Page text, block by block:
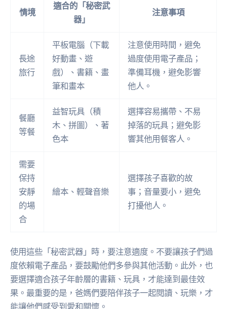
情境
適合的「秘密武
器」
注意事項
長途
旅行
平板電腦（下載
好動畫、遊
戲）、書籍、畫
筆和畫本
注意使用時間，避免
過度使用電子產品；
準備耳機，避免影響
他人。
餐廳
等餐
益智玩具（積
木、拼圖）、著
色本
選擇容易攜帶、不易
掉落的玩具；避免影
響其他用餐客人。
需要
保持
安靜
的場
合
繪本、輕聲音樂
選擇孩子喜歡的故
事；音量要小，避免
打擾他人。
使用這些「秘密武器」時，要注意適度。不要讓孩子們過
度依賴電子產品，要鼓勵他們多參與其他活動。此外，也
要選擇適合孩子年齡層的書籍、玩具，才能達到最佳效
果。最重要的是，爸媽們要陪伴孩子一起閱讀、玩樂，才
能讓他們感受到愛和關懷。